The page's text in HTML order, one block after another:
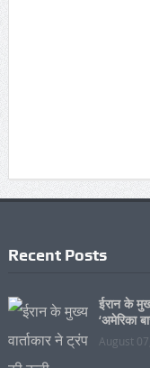
Recent Posts
ईरान के
‘अमेरिका
August